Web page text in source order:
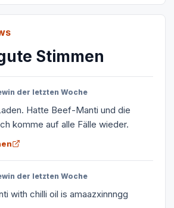
Stimmen
in der letzten Woche
Hatte Beef-Manti und die
komme auf alle Fälle wieder.
in der letzten Woche
with chilli oil is amaazxinnngg